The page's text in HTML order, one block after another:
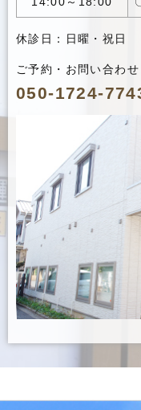
休診日：日曜・祝日
ご予約・お問い合わせ
050-1724-